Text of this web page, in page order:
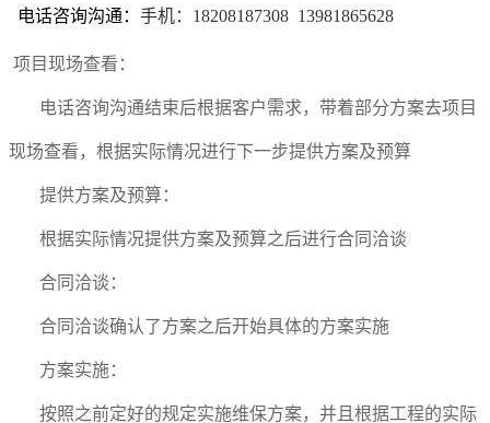
电话咨询沟通： 手机：18208187308 13981865628
项目现场查看：
电话咨询沟通结束后根据客户需求，带着部分方案去项目
现场查看，根据实际情况进行下一步提供方案及预算
提供方案及预算：
根据实际情况提供方案及预算之后进行合同洽谈
合同洽谈：
合同洽谈确认了方案之后开始具体的方案实施
方案实施：
按照之前定好的规定实施维保方案，并且根据工程的实际